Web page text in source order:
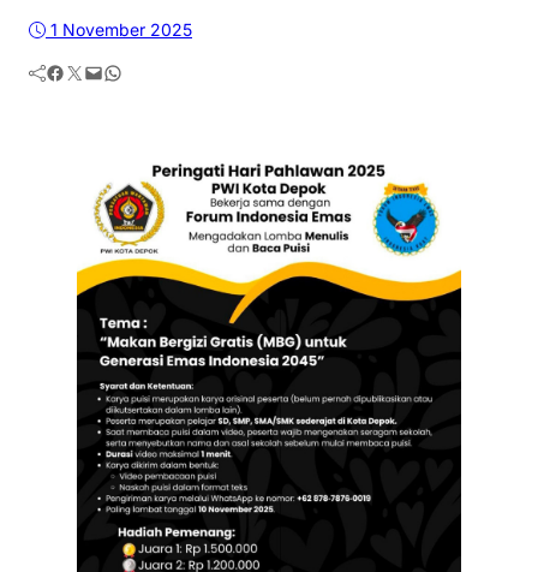
1 November 2025
Facebook Twitter Mail WhatsApp